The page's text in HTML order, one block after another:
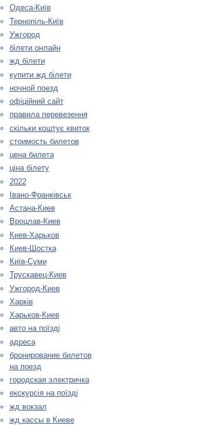
Одеса-Київ
Тернопіль-Київ
Ужгород
білети онлайн
жд білети
купити жд білети
ночной поезд
офіційний сайт
правила перевезення
скільки коштує квиток
стоимость билетов
цена билета
ціна білету
2022
Івано-Франківськ
Астана-Киев
Вроцлав-Киев
Киев-Харьков
Киев-Шостка
Київ-Суми
Трускавец-Киев
Ужгород-Киев
Харків
Харьков-Киев
авто на поїзді
адреса
бронирование билетов
на поезд
городская электричка
екскурсія на поїзді
жд вокзал
жд кассы в Киеве